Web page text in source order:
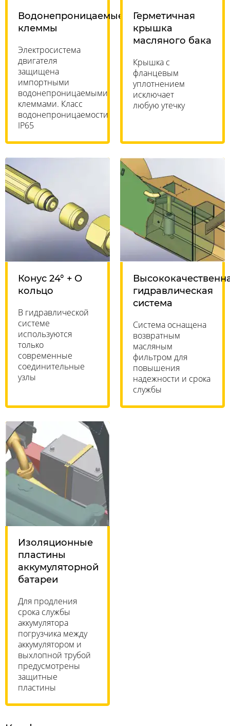
Водонепроницаемые
клеммы
Электросистема
двигателя
защищена
импортными
водонепроницаемыми
клеммами. Класс
водонепроницаемости
IP65
Герметичная
крышка
масляного бака
Крышка с
фланцевым
уплотнением
исключает
любую утечку
Конус 24° + O
кольцо
В гидравлической
системе
используются
только
современные
соединительные
узлы
гидравлическая
система
Система оснащена
возвратным
масляным
фильтром для
повышения
надежности и срока
службы
Изоляционные
пластины
аккумуляторной
батареи
Для продления
срока службы
аккумулятора
погрузчика между
аккумулятором и
выхлопной трубой
предусмотрены
защитные
пластины